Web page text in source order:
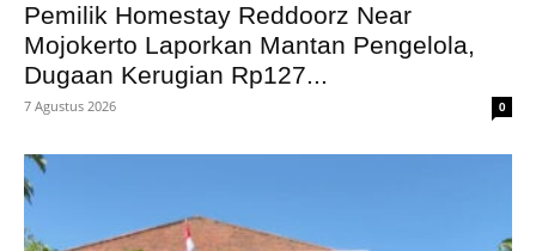
Pemilik Homestay Reddoorz Near
Mojokerto Laporkan Mantan Pengelola,
Dugaan Kerugian Rp127...
7 Agustus 2026 0